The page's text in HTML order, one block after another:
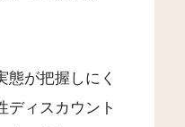
が把握しにく
ディスカウント